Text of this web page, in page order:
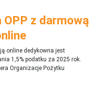
z darmową
online dedykowna jest
1,5% podatku za 2025 rok.
Organizacje Pożytku